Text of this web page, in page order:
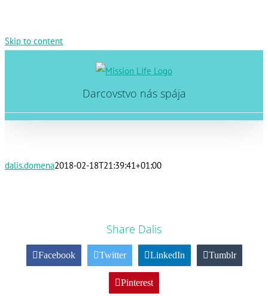
Skip to content
Darcovstvo nás spája
dalis.domena2018-02-18T21:39:41+01:00
Share Dalis
Facebook Twitter LinkedIn Tumblr
Pinterest